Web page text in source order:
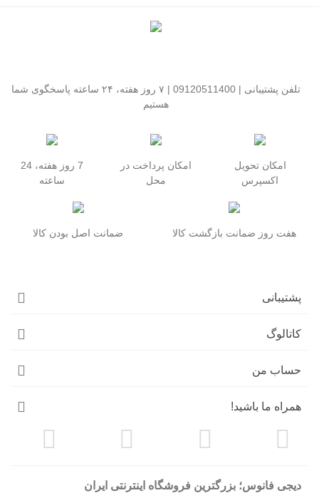
تلفن پشتیبانی | 09120511400 | ۷ روز هفته، ۲۴ ساعته پاسخگوی شما
هستیم
امکان تحویل
اکسپرس
امکان پرداخت در
محل
7 روز هفته، 24
ساعته
هفت روز ضمانت بازگشت کالا ضمانت اصل بودن کالا
پشتیبانی
کاتالوگ
حساب من
همراه ما باشید!
دیجی فانوس؛ بزرگترین فروشگاه اینترنتی ایران